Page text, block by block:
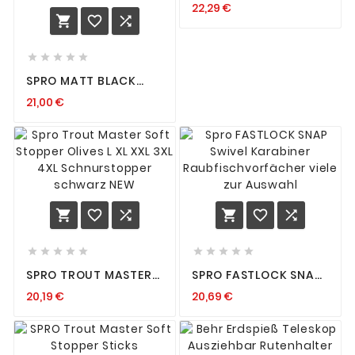
  
    
SPRO MATT BLACK
STÜCK VERSCHIEDENE
21,00 €
WIRBEL 12 14 16 18 20
22,29 €
  
    
SPRO TROUT MASTER
XL XXL 3XL 4XL
SCHWARZ NEW
20,19 €
  
    
SPRO FASTLOCK SNAP
RAUBFISCHVORFÄCHER
20,69 €